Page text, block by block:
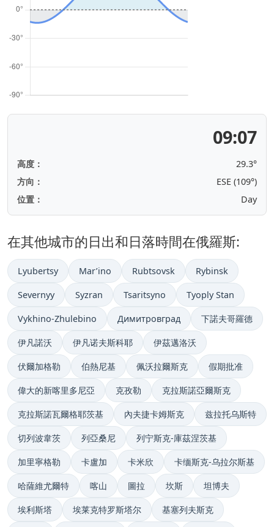
09:08
高度：
29.3°
方向：
ESE (109°)
位置：
Day
在其他城市的日出和日落時間在俄羅斯:
Lyubertsy Mar’ino Rubtsovsk Rybinsk
Severnyy Syzran Tsaritsyno Tyoply Stan
Vykhino-Zhulebino Димитровград 下諾夫哥羅德
伊凡諾沃 伊凡诺夫斯科耶 伊茲邁洛沃
伏爾加格勒 伯熱尼基 佩沃拉爾斯克 假期批准
偉大的新喀里多尼亞 克孜勒 克拉斯諾亞爾斯克
克拉斯諾瓦爾格耶茨基 內夫捷卡姆斯克 兹拉托乌斯特
切列波韋茨 列亞桑尼 列宁斯克-庫茲涅茨基
加里寧格勒 卡盧加 卡米欣 卡缅斯克-乌拉尔斯基
哈薩維尤爾特 喀山 圖拉 坎斯 坦博夫
埃利斯塔 埃莱克特罗斯塔尔 基塞列夫斯克